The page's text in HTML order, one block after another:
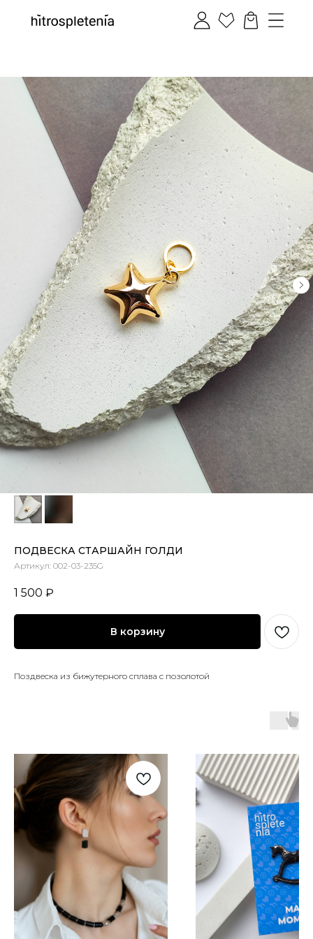
ПОДВЕСКА СТАРШАЙН ГОЛДИ
Артикул: 002-03-235G
1 500 ₽
В корзину
Поздвеска из бижутерного сплава с позолотой